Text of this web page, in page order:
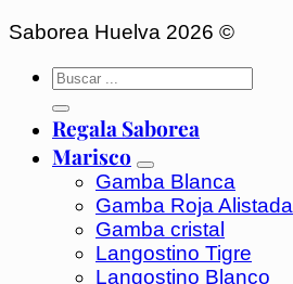
Saborea Huelva 2026 ©
Regala Saborea
Marisco
Gamba Blanca
Gamba Roja Alistada
Gamba cristal
Langostino Tigre
Langostino Blanco